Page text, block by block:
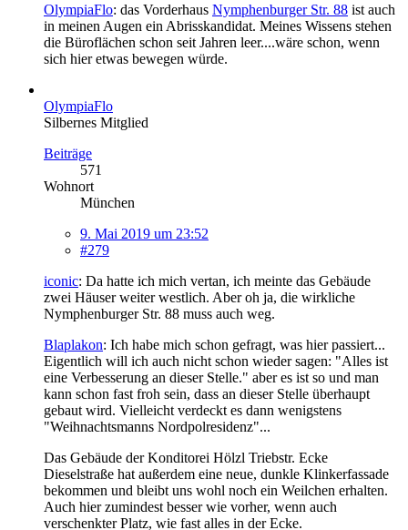
OlympiaFlo: das Vorderhaus Nymphenburger Str. 88 ist auch
in meinen Augen ein Abrisskandidat. Meines Wissens stehen
die Büroflächen schon seit Jahren leer....wäre schon, wenn
sich hier etwas bewegen würde.
OlympiaFlo
Silbernes Mitglied
Beiträge
571
Wohnort
München
9. Mai 2019 um 23:52
#279
iconic: Da hatte ich mich vertan, ich meinte das Gebäude
zwei Häuser weiter westlich. Aber oh ja, die wirkliche
Nymphenburger Str. 88 muss auch weg.
Blaplakon: Ich habe mich schon gefragt, was hier passiert...
Eigentlich will ich auch nicht schon wieder sagen: "Alles ist
eine Verbesserung an dieser Stelle." aber es ist so und man
kann schon fast froh sein, dass an dieser Stelle überhaupt
gebaut wird. Vielleicht verdeckt es dann wenigstens
"Weihnachtsmanns Nordpolresidenz"...
Das Gebäude der Konditorei Hölzl Triebstr. Ecke
Dieselstraße hat außerdem eine neue, dunkle Klinkerfassade
bekommen und bleibt uns wohl noch ein Weilchen erhalten.
Auch hier zumindest besser wie vorher, wenn auch
verschenkter Platz, wie fast alles in der Ecke.